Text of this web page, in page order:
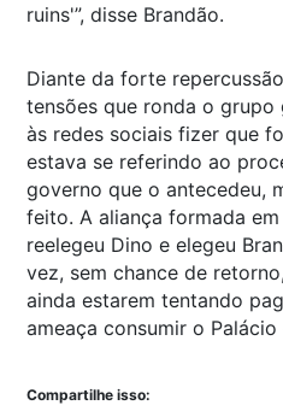
ruins'”, disse Brandão.
Diante da forte
tensões que ronda o grupo
às redes sociais fizer que
estava se referindo ao
governo que o antecedeu,
feito. A aliança formada
reelegeu Dino e elegeu
vez, sem chance de
ainda estarem tentando
ameaça consumir o Palácio
Compartilhe isso: